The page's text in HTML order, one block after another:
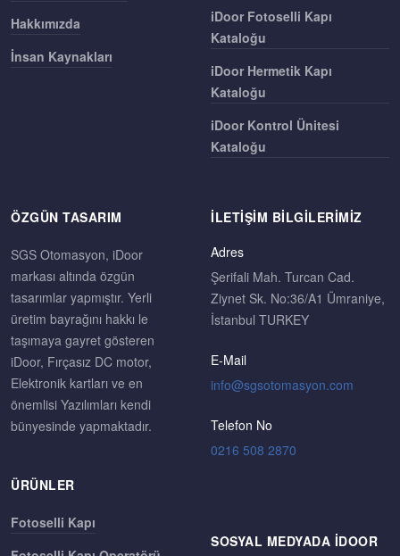
Hakkımızda
İnsan Kaynakları
iDoor Fotoselli Kapı
Kataloğu
iDoor Hermetik Kapı
Kataloğu
iDoor Kontrol Ünitesi
Kataloğu
ÖZGÜN TASARIM
SGS Otomasyon, iDoor
markası altında özgün
tasarımlar yapmıştır. Yerli
üretim bayrağını hakkı le
taşımaya gayret gösteren
iDoor, Fırçasız DC motor,
Elektronik kartları ve en
önemlisi Yazılımları kendi
bünyesinde yapmaktadır.
ÜRÜNLER
Fotoselli Kapı
İLETIŞIM BILGILERIMIZ
Adres
Şerifali Mah. Turcan Cad.
Ziynet Sk. No:36/A1 Ümraniye,
İstanbul TURKEY
E-Mail
Telefon No
0216 508 2870
SOSYAL MEDYADA IDOOR